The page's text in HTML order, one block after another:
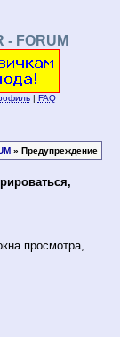
- FORUM
| FAQ
» Предупреждение
просмотра,